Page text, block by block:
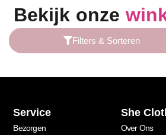
Bekijk onze
Filters & Sorteren
Service
Bezorgen
She
Over Ons